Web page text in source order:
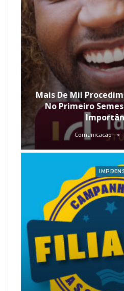
Mais De Mil
No Primeiro
Comunicacao